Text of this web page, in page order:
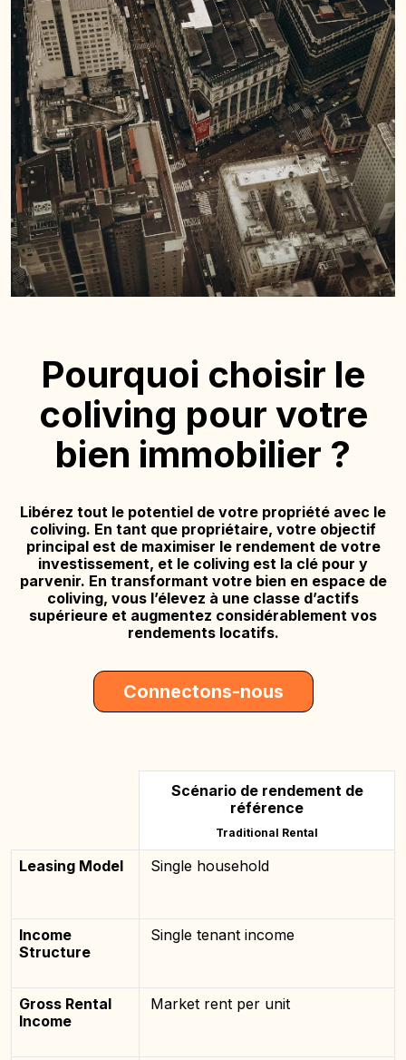
Pourquoi choisir le
coliving pour votre
bien immobilier ?
Libérez tout le potentiel de votre propriété avec le
coliving. En tant que propriétaire, votre objectif
principal est de maximiser le rendement de votre
investissement, et le coliving est la clé pour y
parvenir. En transformant votre bien en espace de
coliving, vous l’élevez à une classe d’actifs
supérieure et augmentez considérablement vos
rendements locatifs.
Connectons-nous
Scénario de rendement de
référence
Traditional Rental
Leasing Model Single household
Income
Structure
Single tenant income
Gross Rental
Income
Market rent per unit